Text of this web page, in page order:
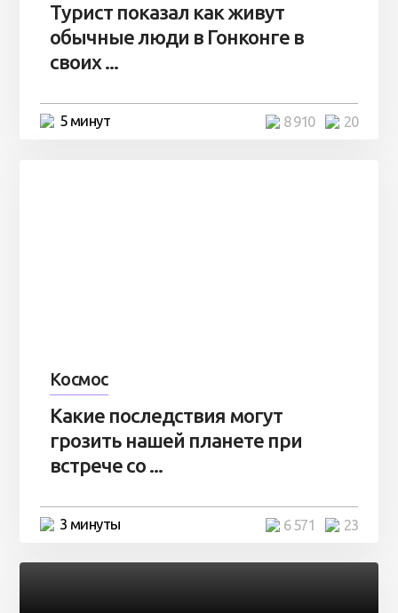
Турист показал как живут
обычные люди в Гонконге в
своих ...
5 минут 20
8 910
Космос
Какие последствия могут
грозить нашей планете при
встрече со ...
3 минуты 23
6 571